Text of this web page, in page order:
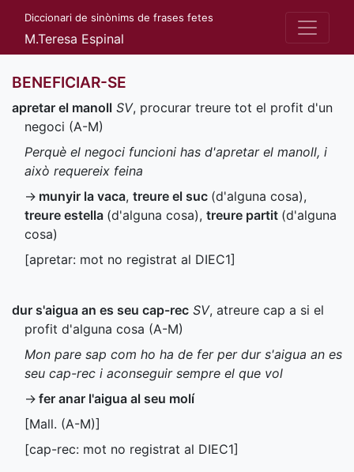
Diccionari de sinònims de frases fetes
M.Teresa Espinal
BENEFICIAR-SE
apretar el manoll SV, procurar treure tot el profit d'un
negoci (A-M)
Perquè el negoci funcioni has d'apretar el manoll, i
això requereix feina
→ munyir la vaca, treure el suc (d'alguna cosa),
treure estella (d'alguna cosa), treure partit (d'alguna
cosa)
[apretar: mot no registrat al DIEC1]
dur s'aigua an es seu cap-rec SV, atreure cap a si el
profit d'alguna cosa (A-M)
Mon pare sap com ho ha de fer per dur s'aigua an es
seu cap-rec i aconseguir sempre el que vol
→ fer anar l'aigua al seu molí
[Mall. (A-M)]
[cap-rec: mot no registrat al DIEC1]